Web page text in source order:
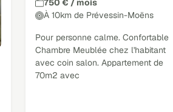
750 € / mois
À 10km de Prévessin-Moëns
Pour personne calme. Confortable
Chambre Meublée chez l'habitant
avec coin salon. Appartement de
70m2 avec